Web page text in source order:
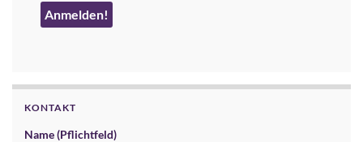
KONTAKT
Name (Pflichtfeld)